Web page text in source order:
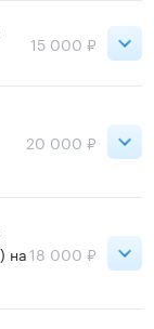
15 000 ₽
20 000 ₽
на18 000 ₽